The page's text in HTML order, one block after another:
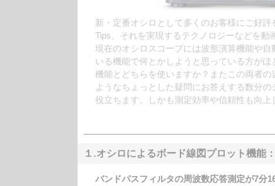
新・定番オシロとして多くのお客様にご好
Tips、それを実現するテクノロジーなどを動
現在のオシロスコープには波形演算機能や
いる機能で何とかしようと思っている方が
機能とどちらを使いますか？またこの両者
ようなちょっとした疑問にお答えする数分
役立ちます。しかも測定効率や信頼性も向
１.オシロによるボード線図プロット機能
バンドパスフィルタの周波数応答測定が7分